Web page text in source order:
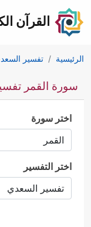
القرآن
الرئيسية تفسير
سورة القمر تفسير
اختر سورة
اختر التفسير